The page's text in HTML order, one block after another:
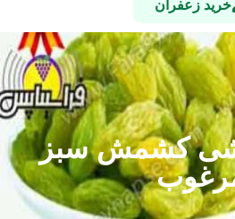
خرید زعفران
کشمش سبز